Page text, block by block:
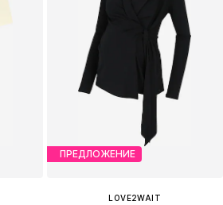
ПРЕДЛОЖЕНИЕ
LOVE2WAIT